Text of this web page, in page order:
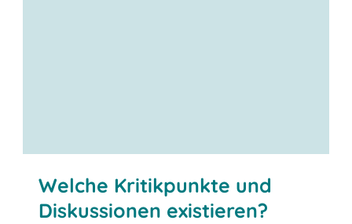
Welche Kritikpunkte und
Diskussionen existieren?